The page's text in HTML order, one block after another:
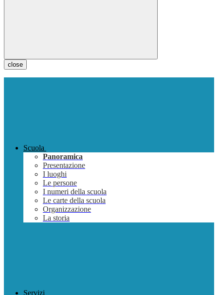
close
Scuola
Panoramica
Presentazione
I luoghi
Le persone
I numeri della scuola
Le carte della scuola
Organizzazione
La storia
Servizi